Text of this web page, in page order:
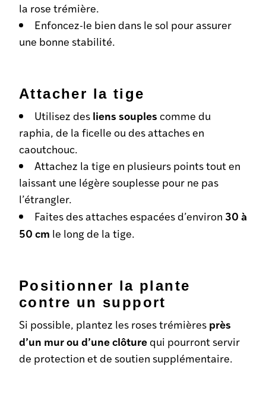
la rose trémière.
Enfoncez-le bien dans le sol pour assurer
une bonne stabilité.
Attacher la tige
Utilisez des liens souples comme du
raphia, de la ficelle ou des attaches en
caoutchouc.
Attachez la tige en plusieurs points tout en
laissant une légère souplesse pour ne pas
l’étrangler.
Faites des attaches espacées d’environ 30 à
50 cm le long de la tige.
Positionner la plante
contre un support
Si possible, plantez les roses trémières près
d’un mur ou d’une clôturequi pourront servir
de protection et de soutien supplémentaire.